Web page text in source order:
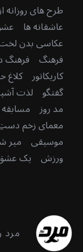
طرح های روزانه
عاشقانه ها
عکاسی بدن
فرهنگ فرهنگ
کاریکاتور کلاغ
گفتگو لذت
مد روز
معمای زخم
موسیقی میر
ورزش یک
مرد